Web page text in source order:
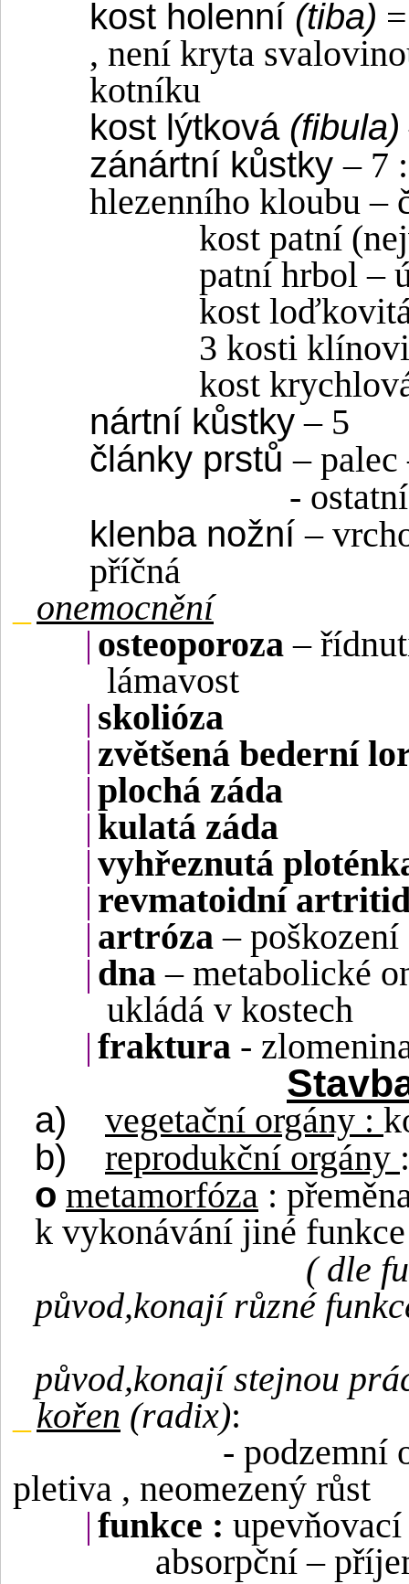
kost holenní (tiba)
, není kryta
kotníku
kost lýtková (fibula)
zánártní kůstky– 7
hlezenního kloubu –
kost patní
patní hrbol –
kost
3 kosti
kost
nártní kůstky – 5
články prstů– palec
-
klenba nožní–
příčná
onemocnění
| osteoporoza–
lámavost
| skolióza
| zvětšená bederní
| plochá záda
| kulatá záda
| vyhřeznutá
| revmatoidní
| artróza – poškození
| dna – metabolické
ukládá v kostech
| fraktura -
a) vegetační orgány :
b)
reprodukční orgány
o metamorfóza :
k vykonávání jiné funkce
( dle
původ,konají různé
původ,konají stejnou
kořen (radix):
- podzemní
pletiva , neomezený růst
| funkce : upevňovací
absorpční –